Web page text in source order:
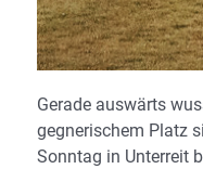
Gerade auswärts
gegnerischem Platz
Sonntag in Unterreit